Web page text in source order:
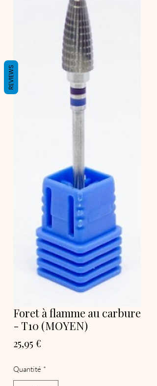
Foret à flamme au carbure
- T10 (MOYEN)
25,95 €
Quantité *
REVIEWS